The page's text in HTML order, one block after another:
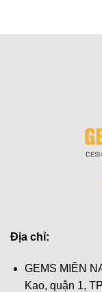
Địa chỉ:
GEMS MIỀN
Kao, quận 1,